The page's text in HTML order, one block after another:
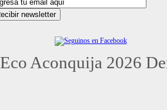
Eco Aconquija 2026